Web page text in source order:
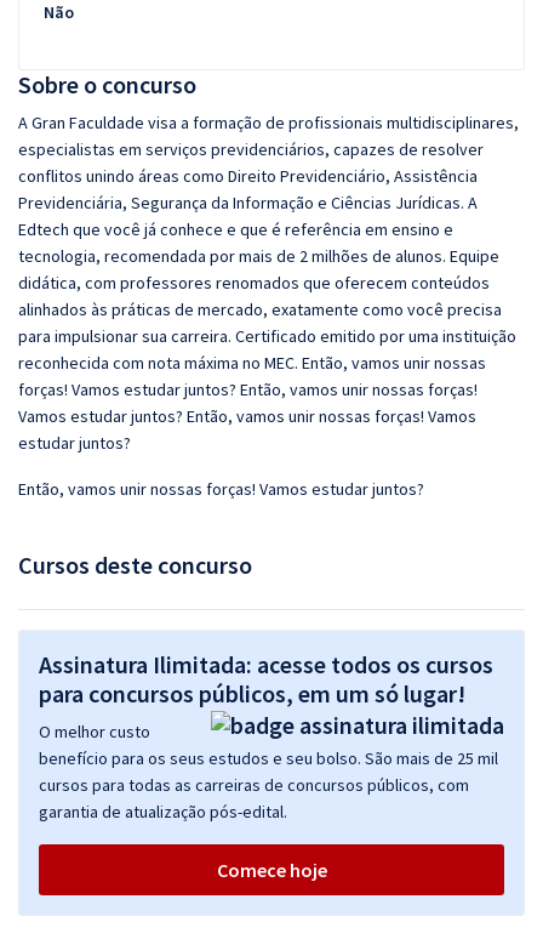
Sobre o concurso
A Gran Faculdade visa a formação de profissionais multidisciplinares,
especialistas em serviços previdenciários, capazes de resolver
conflitos unindo áreas como Direito Previdenciário, Assistência
Previdenciária, Segurança da Informação e Ciências Jurídicas. A
Edtech que você já conhece e que é referência em ensino e
tecnologia, recomendada por mais de 2 milhões de alunos. Equipe
didática, com professores renomados que oferecem conteúdos
alinhados às práticas de mercado, exatamente como você precisa
para impulsionar sua carreira. Certificado emitido por uma instituição
reconhecida com nota máxima no MEC. Então, vamos unir nossas
forças! Vamos estudar juntos? Então, vamos unir nossas forças!
Vamos estudar juntos? Então, vamos unir nossas forças! Vamos
estudar juntos?
Então, vamos unir nossas forças! Vamos estudar juntos?
Cursos deste concurso
Assinatura Ilimitada: acesse todos os cursos
para concursos públicos, em um só lugar!
O melhor custo
benefício para os seus estudos e seu bolso. São mais de 25 mil
cursos para todas as carreiras de concursos públicos, com
garantia de atualização pós-edital.
Comece hoje
Não